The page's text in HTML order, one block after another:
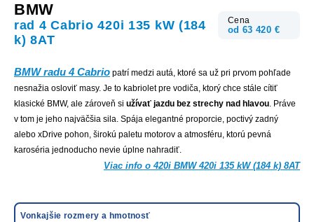
BMW
rad 4 Cabrio 420i 135 kW (184
k) 8AT
Cena
od 63 420 €
BMW radu 4 Cabrio patrí medzi autá, ktoré sa už pri prvom pohľade
nesnažia osloviť masy. Je to kabriolet pre vodiča, ktorý chce stále cítiť
klasické BMW, ale zároveň si užívať jazdu bez strechy nad hlavou. Práve
v tom je jeho najväčšia sila. Spája elegantné proporcie, poctivý zadný
alebo xDrive pohon, širokú paletu motorov a atmosféru, ktorú pevná
karoséria jednoducho nevie úplne nahradiť.
Viac info o 420i BMW 420i 135 kW (184 k) 8AT
Vonkajšie rozmery a hmotnosť